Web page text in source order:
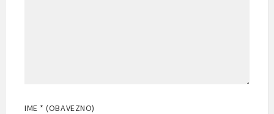
IME * (OBAVEZNO)